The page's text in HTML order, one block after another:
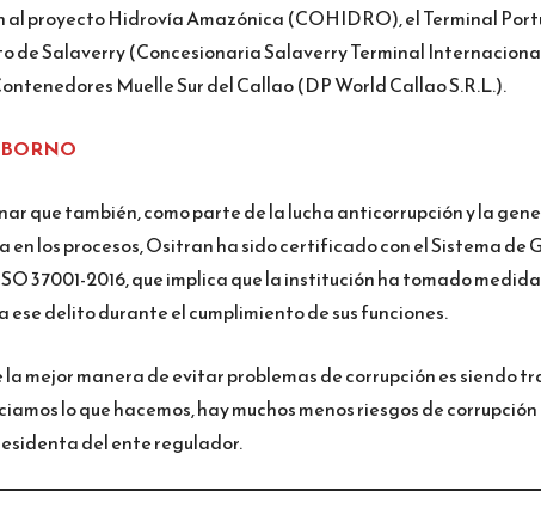
al proyecto Hidrovía Amazónica (COHIDRO), el Terminal
de Salaverry (Concesionaria Salaverry Terminal Internacional
Muelle Sur del Callao (DP World Callao S.R.L.).
que también, como parte de la lucha anticorrupción y la
en los procesos, Ositran ha sido certificado con el Sistema de
37001-2016, que implica que la institución ha tomado
ese delito durante el cumplimiento de sus funciones.
la mejor manera de evitar problemas de corrupción es siendo
lo que hacemos, hay muchos menos riesgos de corrupción
del ente regulador.